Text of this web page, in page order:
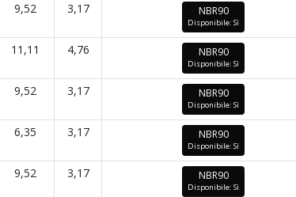
9,52 3,17 NBR90
Disponibile: Sì
11,11 4,76 NBR90
Disponibile: Sì
9,52 3,17 NBR90
Disponibile: Sì
6,35 3,17 NBR90
Disponibile: Sì
9,52 3,17 NBR90
Disponibile: Sì